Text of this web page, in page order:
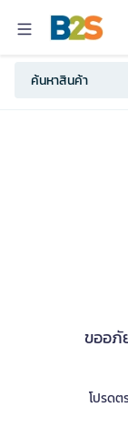
ขออภั
โปรด